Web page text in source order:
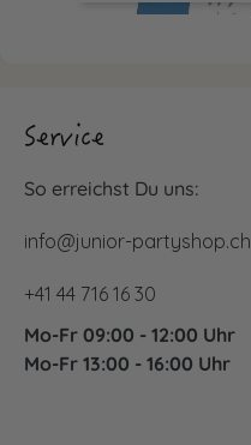
Service
So erreichst Du uns:
info@junior-partyshop.ch
+41 44 716 16 30
Mo-Fr 09:00 - 12:00 Uhr
Mo-Fr 13:00 - 16:00 Uhr